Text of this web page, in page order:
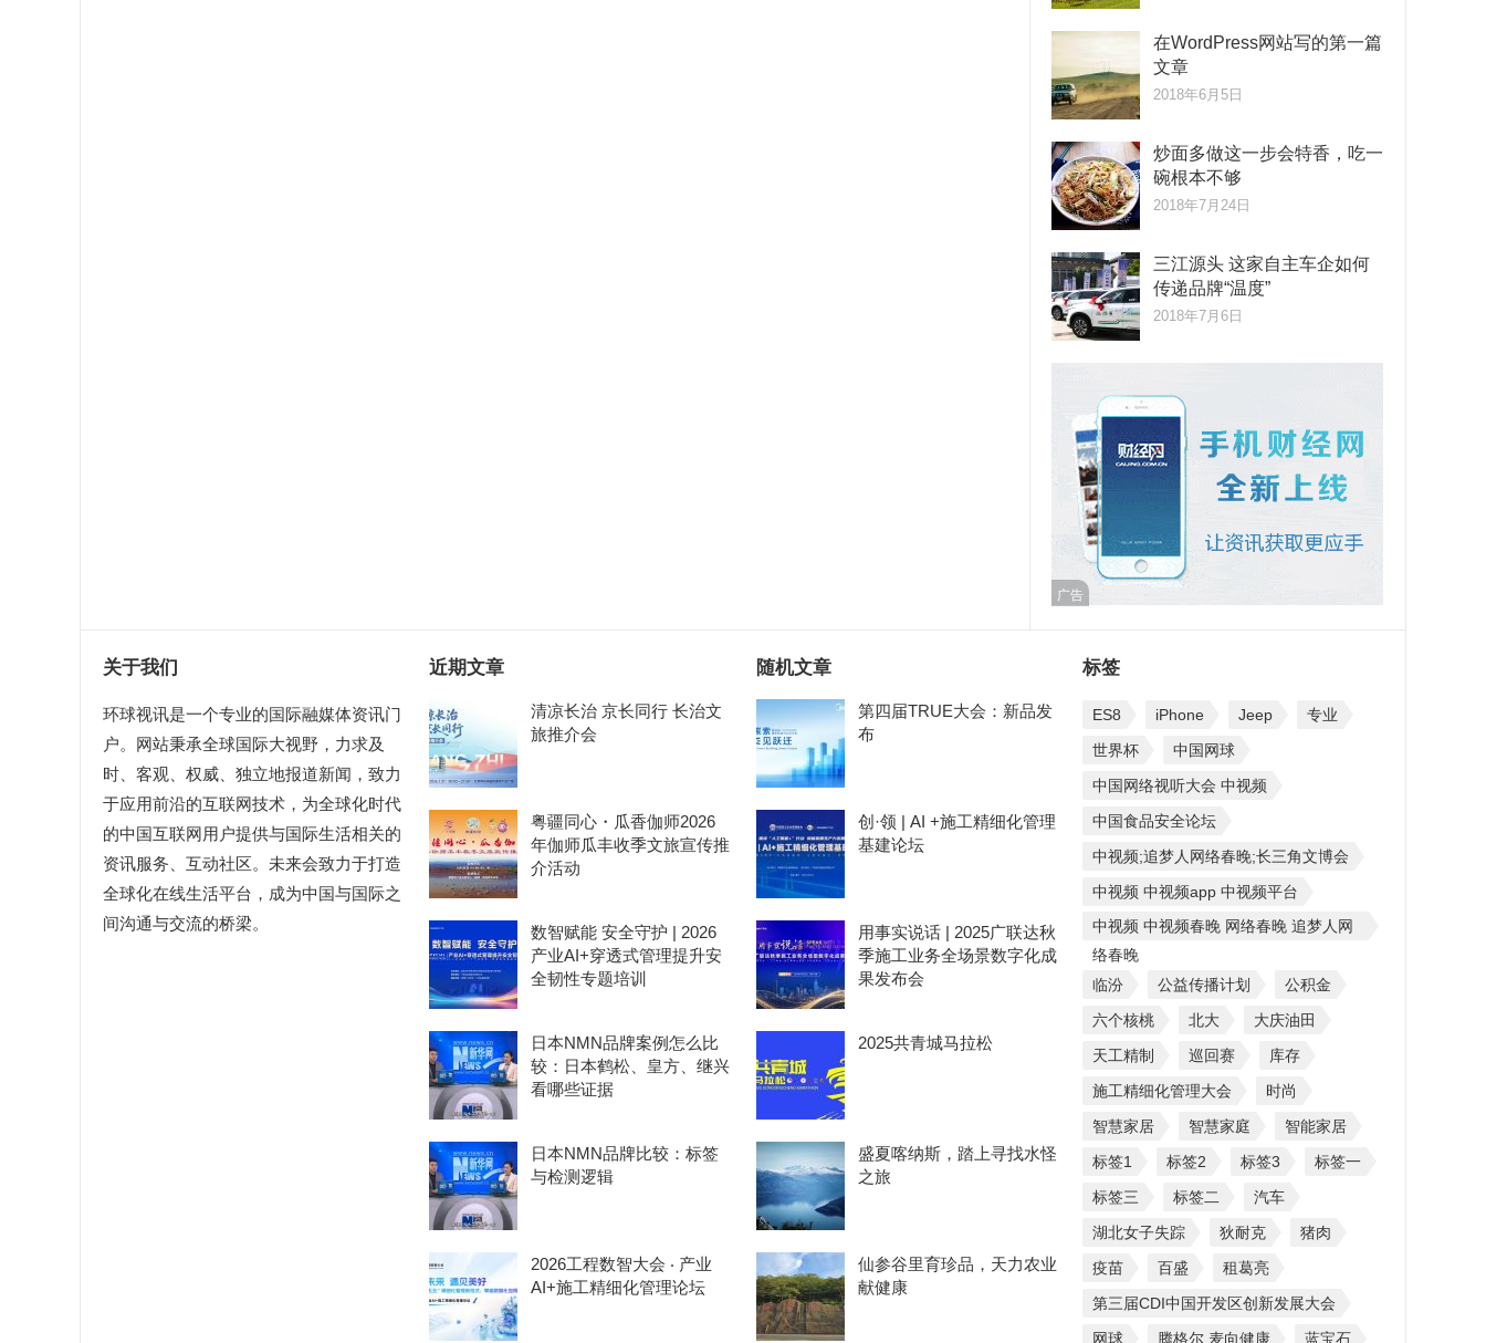
在WordPress网站写的第一篇
文章
2018年6月5日
炒面多做这一步会特香，吃一
碗根本不够
2018年7月24日
三江源头 这家自主车企如何
传递品牌“温度”
2018年7月6日
广告
关于我们
环球视讯是一个专业的国际融媒体资讯门
户。网站秉承全球国际大视野，力求及
时、客观、权威、独立地报道新闻，致力
于应用前沿的互联网技术，为全球化时代
的中国互联网用户提供与国际生活相关的
资讯服务、互动社区。未来会致力于打造
全球化在线生活平台，成为中国与国际之
间沟通与交流的桥梁。
近期文章
清凉长治 京长同行 长治文
旅推介会
粤疆同心・瓜香伽师2026
年伽师瓜丰收季文旅宣传推
介活动
数智赋能 安全守护 | 2026
产业AI+穿透式管理提升安
全韧性专题培训
日本NMN品牌案例怎么比
较：日本鹤松、皇方、继兴
看哪些证据
日本NMN品牌比较：标签
与检测逻辑
2026工程数智大会 ‧ 产业
AI+施工精细化管理论坛
随机文章
第四届TRUE大会：新品发
布
创·领 | AI +施工精细化管理
基建论坛
用事实说话 | 2025广联达秋
季施工业务全场景数字化成
果发布会
2025共青城马拉松
盛夏喀纳斯，踏上寻找水怪
之旅
仙参谷里育珍品，天力农业
献健康
标签
ES8 iPhone Jeep
专业
世界杯
中国网球
中国网络视听大会 中视频
中国食品安全论坛
中视频;追梦人网络春晚;长三角文博会
中视频 中视频app 中视频平台
中视频 中视频春晚 网络春晚 追梦人网
络春晚
临汾
公益传播计划
公积金
六个核桃
北大
大庆油田
天工精制
巡回赛
库存
施工精细化管理大会
时尚
智慧家居
智慧家庭
智能家居
标签1
标签2 标签3
标签一
标签三
标签二
汽车
湖北女子失踪
狄耐克
猪肉
疫苗
百盛
租葛亮
第三届CDI中国开发区创新发展大会
网球
腾格尔 麦向健康 蓝宝石